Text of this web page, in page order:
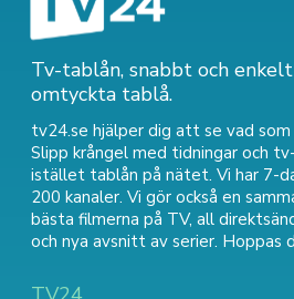
Tv-tablån, snabbt och
omtyckta tablå.
tv24.se hjälper dig att se vad som
Slipp krångel med tidningar och
istället tablån på nätet. Vi har 7-
200 kanaler. Vi gör också en
bästa filmerna på TV, all
och nya avsnitt av serier. Hoppas